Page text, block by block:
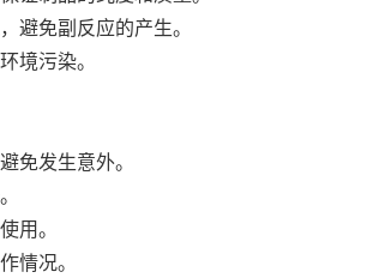
避免副反应的产生。
境污染。
免发生意外。
用。
情况。